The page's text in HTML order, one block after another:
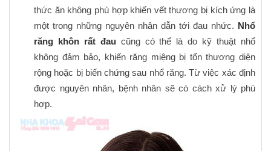
thức ăn không phù hợp khiến vết thương bị kích ứng là
một trong những nguyên nhân dẫn tới đau nhức. Nhổ
răng khôn rất đaucũng có thể là do kỹ thuật nhổ
không đảm bảo, khiến răng miệng bị tổn thương diện
rộng hoặc bị biến chứng sau nhổ răng. Từ việc xác định
được nguyên nhân, bệnh nhân sẽ có cách xử lý phù
hợp.